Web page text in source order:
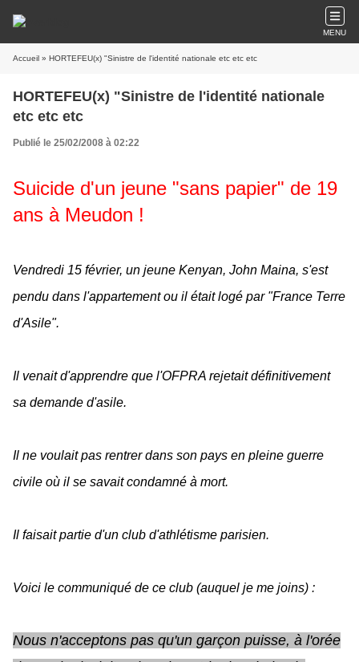
MENU
Accueil » HORTEFEU(x) "Sinistre de l'identité nationale etc etc etc
HORTEFEU(x) "Sinistre de l'identité nationale
etc etc etc
Publié le 25/02/2008 à 02:22
Suicide d'un jeune "sans papier" de 19
ans à Meudon !
Vendredi 15 février, un jeune Kenyan, John Maina, s'est
pendu dans l'appartement ou il était logé par "France Terre
d'Asile".
Il venait d'apprendre que l'OFPRA rejetait définitivement
sa demande d'asile.
Il ne voulait pas rentrer dans son pays en pleine guerre
civile où il se savait condamné à mort.
Il faisait partie d'un club d'athlétisme parisien.
Voici le communiqué de ce club (auquel je me joins) :
Nous n'acceptons pas qu'un garçon puisse, à l'orée